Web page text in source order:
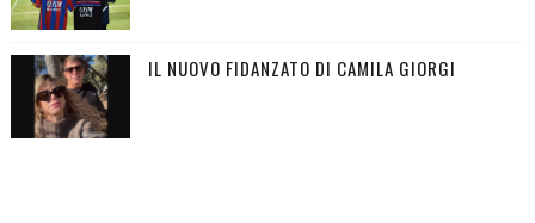
IL NUOVO FIDANZATO DI CAMILA GIORGI